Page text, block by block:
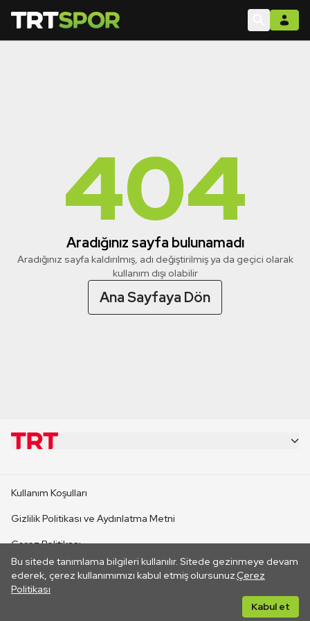
404
Aradığınız sayfa bulunamadı
Aradığınız sayfa kaldırılmış, adı değiştirilmiş ya da geçici olarak
kullanım dışı olabilir
Ana Sayfaya Dön
Bu sitede tanımlama bilgileri kullanılır. Sitede gezinmeye devam
ederek, çerez kullanımımızı kabul etmiş olursunuz.Çerez
Politikası
Kabul et
CANLI YAYINLAR
Kullanım Koşulları
Gizlilik Politikası ve Aydınlatma Metni
Çerez Politikası
İletişim
Her hakkı saklıdır. ©2026 TRT. Bağlantı yoluyla gidilen dış